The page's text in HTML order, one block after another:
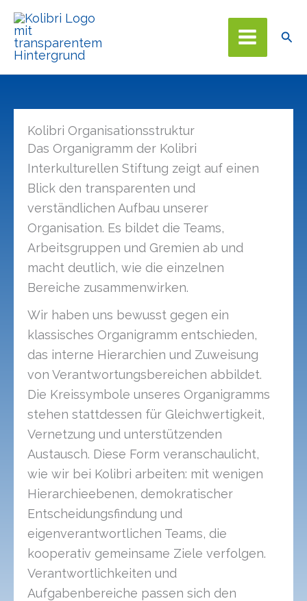
Zum
Inhalt
springen
Kolibri Organisationsstruktur
Das Organigramm der Kolibri
Interkulturellen Stiftung zeigt auf einen
Blick den transparenten und
verständlichen Aufbau unserer
Organisation. Es bildet die Teams,
Arbeitsgruppen und Gremien ab und
macht deutlich, wie die einzelnen
Bereiche zusammenwirken.
Wir haben uns bewusst gegen ein
klassisches Organigramm entschieden,
das interne Hierarchien und Zuweisung
von Verantwortungsbereichen abbildet.
Die Kreissymbole unseres Organigramms
stehen stattdessen für Gleichwertigkeit,
Vernetzung und unterstützenden
Austausch. Diese Form veranschaulicht,
wie wir bei Kolibri arbeiten: mit wenigen
Hierarchieebenen, demokratischer
Entscheidungsfindung und
eigenverantwortlichen Teams, die
kooperativ gemeinsame Ziele verfolgen.
Verantwortlichkeiten und
Aufgabenbereiche passen sich den